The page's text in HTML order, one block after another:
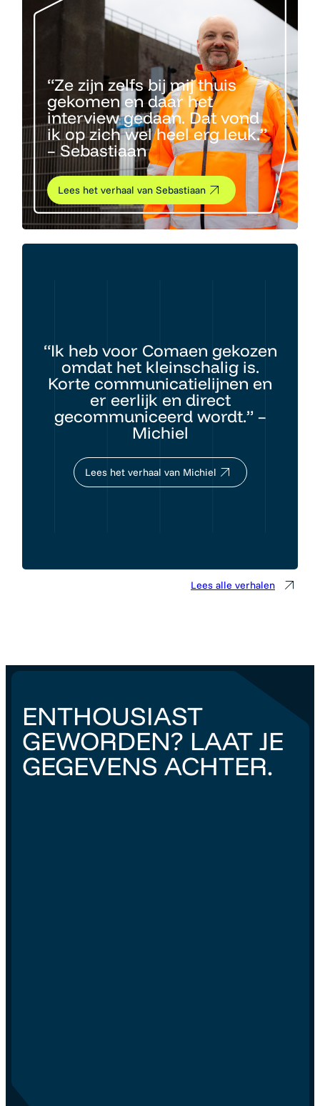
“Ze zijn zelfs bij mij thuis
gekomen en daar het
interview gedaan. Dat vond
ik op zich wel heel erg leuk.”
– Sebastiaan
Lees het verhaal van Sebastiaan
“Ik heb voor Comaen gekozen
omdat het kleinschalig is.
Korte communicatielijnen en
er eerlijk en direct
gecommuniceerd wordt.” –
Michiel
Lees het verhaal van Michiel
Lees alle verhalen
ENTHOUSIAST
GEWORDEN? LAAT JE
GEGEVENS ACHTER.